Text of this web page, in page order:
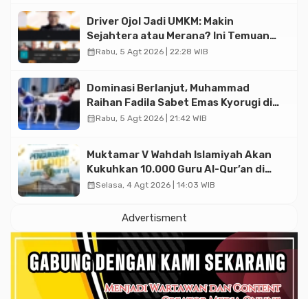
Driver Ojol Jadi UMKM: Makin
Sejahtera atau Merana? Ini Temuan
Diskusi Paramadina
calendar_monthRabu, 5 Agt 2026 | 22:28 WIB
Dominasi Berlanjut, Muhammad
Raihan Fadila Sabet Emas Kyorugi di
Asian Taekwondo Indonesia Open
calendar_monthRabu, 5 Agt 2026 | 21:42 WIB
Muktamar V Wahdah Islamiyah Akan
Kukuhkan 10.000 Guru Al-Qur’an di
Masjid Istiqlal
calendar_monthSelasa, 4 Agt 2026 | 14:03 WIB
Advertisment